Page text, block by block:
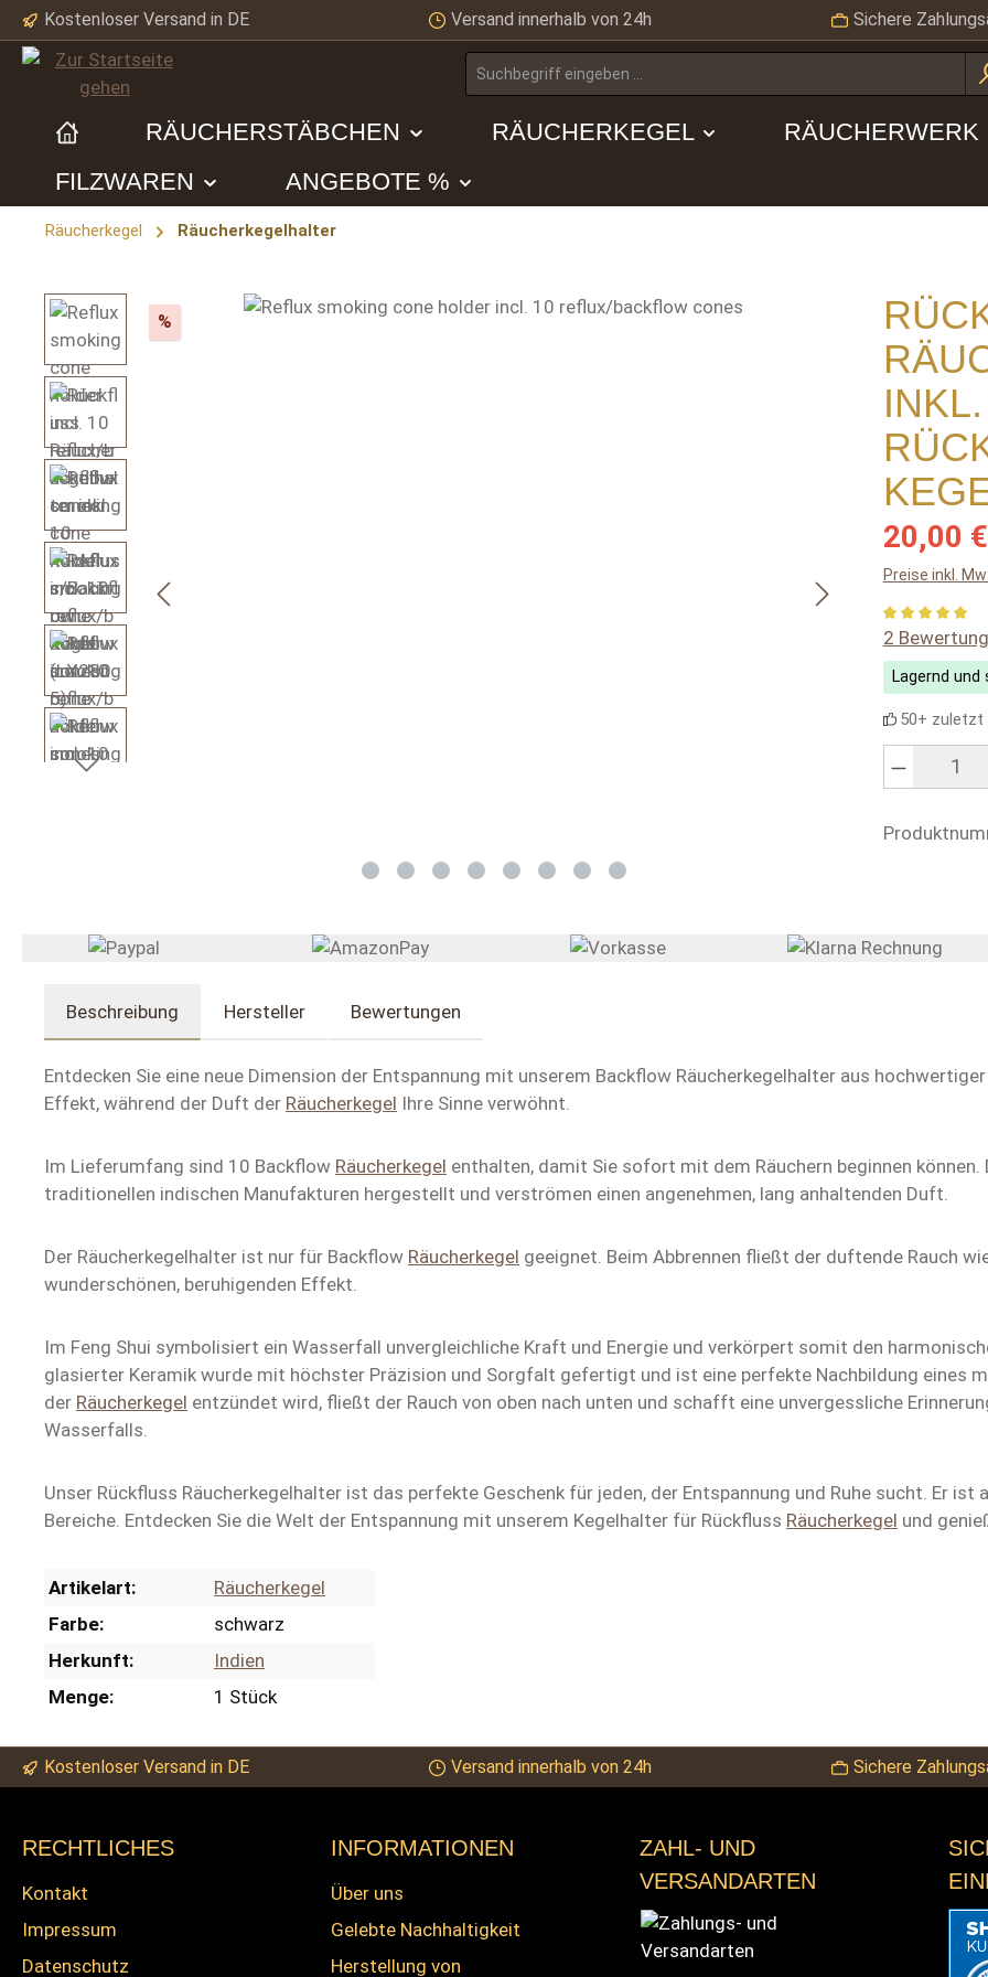
Hauptinhalt springen
Zur Suche springen
Zur Hauptnavigation springen
Kostenloser Versand in DE Versand innerhalb von 24h Sichere
RÄUCHERSTÄBCHEN RÄUCHERKEGEL RÄUCHERWERK
FILZWAREN
ANGEBOTE %
Räucherkegel Räucherkegelhalter
Bildergalerie überspringen
%
20,00 €
Preise inkl.
2
Lagernd
50+ zuletzt
Produkt
Beschreibung Hersteller Bewertungen
Entdecken Sie eine neue Dimension der Entspannung mit unserem Backflow Räucherkegelhalter aus
Effekt, während der Duft der Räucherkegel Ihre Sinne verwöhnt.
Im Lieferumfang sind 10 Backflow Räucherkegel enthalten, damit Sie sofort mit dem Räuchern beginnen können.
traditionellen indischen Manufakturen hergestellt und verströmen einen angenehmen, lang anhaltenden Duft.
Der Räucherkegelhalter ist nur für Backflow Räucherkegel geeignet. Beim Abbrennen fließt der duftende Rauch
wunderschönen, beruhigenden Effekt.
Im Feng Shui symbolisiert ein Wasserfall unvergleichliche Kraft und Energie und verkörpert somit den
glasierter Keramik wurde mit höchster Präzision und Sorgfalt gefertigt und ist eine perfekte Nachbildung eines
der Räucherkegel entzündet wird, fließt der Rauch von oben nach unten und schafft eine unvergessliche
Wasserfalls.
Unser Rückfluss Räucherkegelhalter ist das perfekte Geschenk für jeden, der Entspannung und Ruhe sucht. Er
Bereiche. Entdecken Sie die Welt der Entspannung mit unserem Kegelhalter für Rückfluss Räucherkegel und
Artikelart:
Räucherkegel
Farbe:
schwarz
Herkunft:
Indien
Menge:
1 Stück
Kostenloser Versand in DE Versand innerhalb von 24h Sichere
RECHTLICHES
Kontakt
Impressum
Datenschutz
INFORMATIONEN
Über uns
Gelebte Nachhaltigkeit
Herstellung von
ZAHL- UND
VERSANDARTEN